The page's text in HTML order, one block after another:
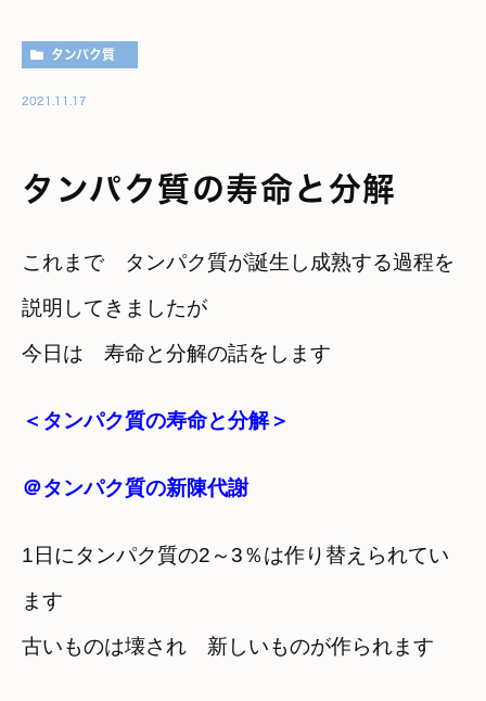
タンパク質
2021.11.17
タンパク質の寿命と分解
これまで タンパク質が誕生し成熟する過程を
説明してきましたが
今日は 寿命と分解の話をします
＜タンパク質の寿命と分解＞
＠タンパク質の新陳代謝
1日にタンパク質の2～3％は作り替えられてい
ます
古いものは壊され 新しいものが作られます